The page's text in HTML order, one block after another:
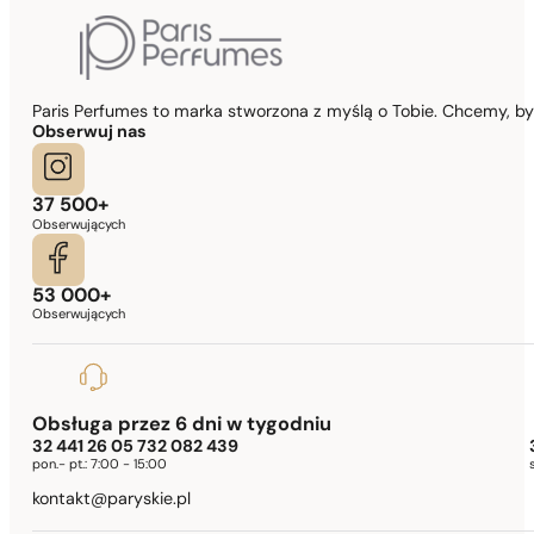
Paris Perfumes to marka stworzona z myślą o Tobie. Chcemy,
Obserwuj nas
37 500+
Obserwujących
53 000+
Obserwujących
Obsługa przez 6 dni w tygodniu
32 441 26 05 732 082 439
pon.- pt.: 7:00 - 15:00
kontakt@paryskie.pl